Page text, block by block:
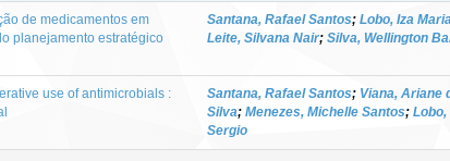
de medicamentos em
planejamento estratégico
Santana, Rafael Santos; Lobo, Iza
Leite, Silvana Nair; Silva, Wellington
use of antimicrobials :
Santana, Rafael Santos; Viana, Ariane
Silva; Menezes, Michelle Santos; Lobo,
Sergio